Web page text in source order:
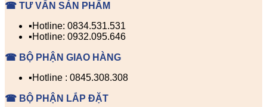
☎ TƯ VẤN SẢN PHẨM
▪️Hotline: 0834.531.531
▪️Hotline: 0932.095.646
☎ BỘ PHẬN GIAO HÀNG
▪️Hotline : 0845.308.308
☎ BỘ PHẬN LẮP ĐẶT